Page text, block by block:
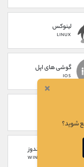
لینوکس
LINUX
گوشی های اپل
IOS
گوشی های ویندوز
WINDOWS PHONE
×
شوید؟